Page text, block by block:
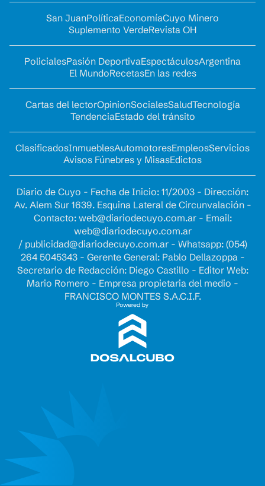
San JuanPolíticaEconomíaCuyo Minero
Suplemento VerdeRevista OH
PolicialesPasión DeportivaEspectáculosArgentina
El MundoRecetasEn las redes
Cartas del lectorOpinionSocialesSaludTecnología
TendenciaEstado del tránsito
ClasificadosInmueblesAutomotoresEmpleosServicios
Avisos Fúnebres y MisasEdictos
Diario de Cuyo - Fecha de Inicio: 11/2003 - Dirección:
Av. Alem Sur 1639. Esquina Lateral de Circunvalación -
Contacto: web@diariodecuyo.com.ar- Email:
web@diariodecuyo.com.ar
/ publicidad@diariodecuyo.com.ar- Whatsapp: (054)
264 5045343 - Gerente General: Pablo Dellazoppa -
Secretario de Redacción: Diego Castillo - Editor Web:
Mario Romero - Empresa propietaria del medio -
FRANCISCO MONTES S.A.C.I.F.